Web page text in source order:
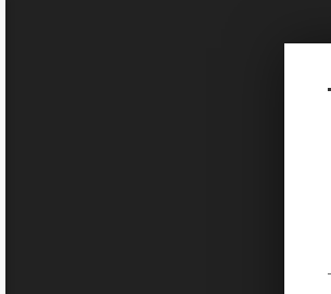
Sketchbook5, 스케
Sketchbook5, 스케